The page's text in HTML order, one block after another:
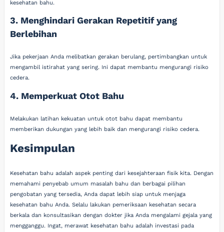
kesehatan bahu.
3. Menghindari Gerakan Repetitif yang
Berlebihan
Jika pekerjaan Anda melibatkan gerakan berulang, pertimbangkan untuk
mengambil istirahat yang sering. Ini dapat membantu mengurangi risiko
cedera.
4. Memperkuat Otot Bahu
Melakukan latihan kekuatan untuk otot bahu dapat membantu
memberikan dukungan yang lebih baik dan mengurangi risiko cedera.
Kesimpulan
Kesehatan bahu adalah aspek penting dari kesejahteraan fisik kita. Dengan
memahami penyebab umum masalah bahu dan berbagai pilihan
pengobatan yang tersedia, Anda dapat lebih siap untuk menjaga
kesehatan bahu Anda. Selalu lakukan pemeriksaan kesehatan secara
berkala dan konsultasikan dengan dokter jika Anda mengalami gejala yang
mengganggu. Ingat, merawat kesehatan bahu adalah investasi pada